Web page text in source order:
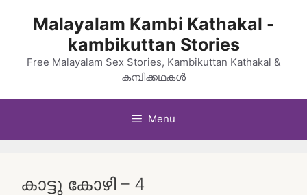
Malayalam Kambi Kathakal -
kambikuttan Stories
Free Malayalam Sex Stories, Kambikuttan Kathakal &
കമ്പിക്കഥകൾ
Menu
കാട്ടു കോഴി – 4